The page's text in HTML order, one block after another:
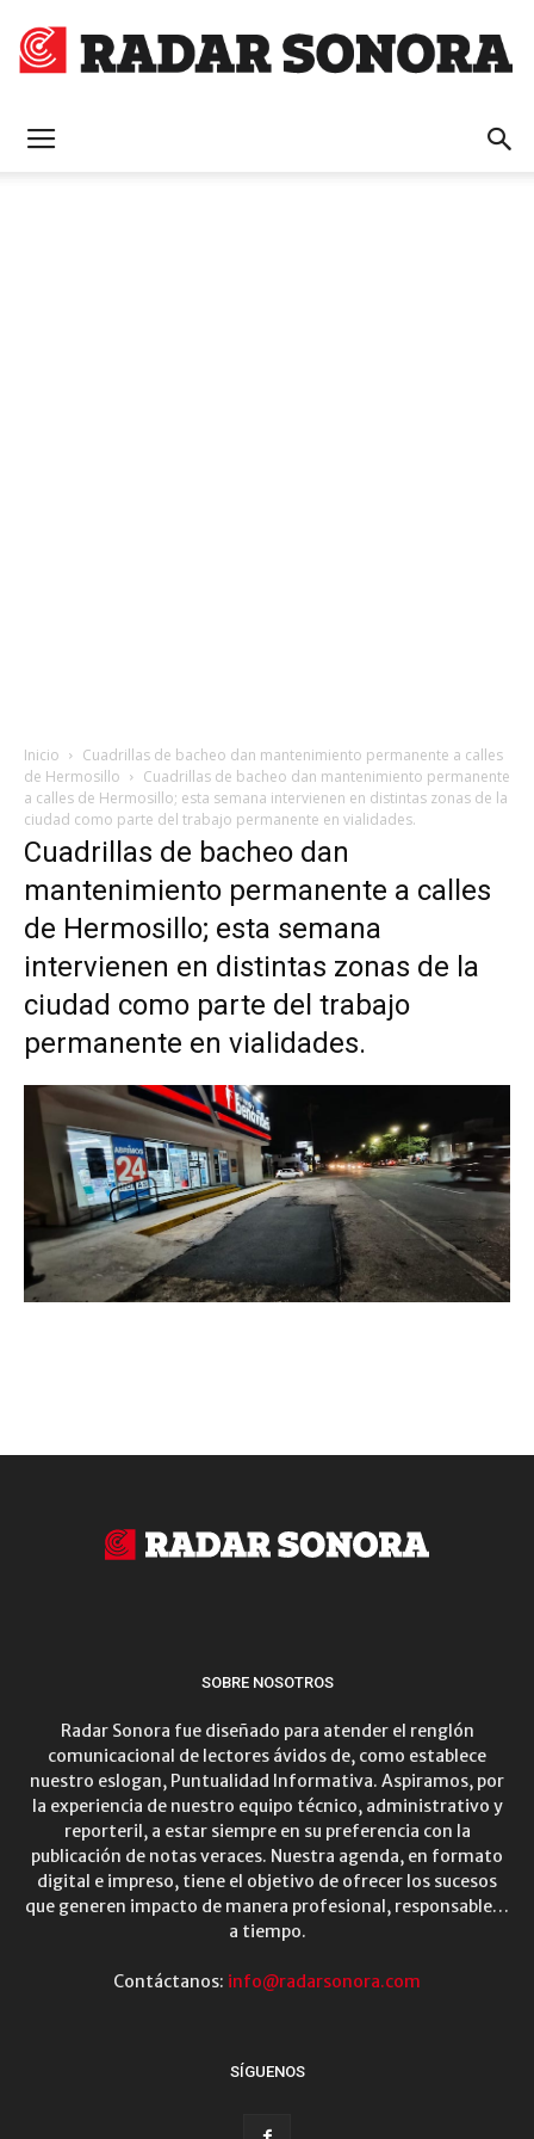
Inicio
Cuadrillas de bacheo dan mantenimiento permanente a calles
de Hermosillo
Cuadrillas de bacheo dan mantenimiento permanente
a calles de Hermosillo; esta semana intervienen en distintas zonas de la
ciudad como parte del trabajo permanente en vialidades.
Cuadrillas de bacheo dan
mantenimiento permanente a calles
de Hermosillo; esta semana
intervienen en distintas zonas de la
ciudad como parte del trabajo
permanente en vialidades.
SOBRE NOSOTROS
Radar Sonora fue diseñado para atender el renglón
comunicacional de lectores ávidos de, como establece
nuestro eslogan, Puntualidad Informativa. Aspiramos, por
la experiencia de nuestro equipo técnico, administrativo y
reporteril, a estar siempre en su preferencia con la
publicación de notas veraces. Nuestra agenda, en formato
digital e impreso, tiene el objetivo de ofrecer los sucesos
que generen impacto de manera profesional, responsable…
a tiempo.
Contáctanos: info@radarsonora.com
SÍGUENOS